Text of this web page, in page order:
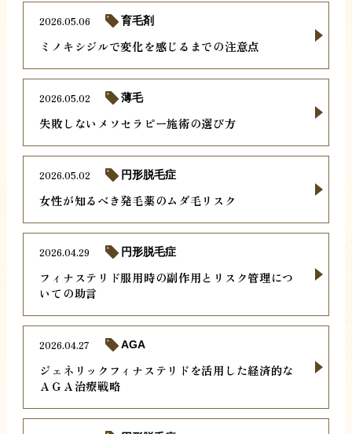
ミノキシジルで変化を感じるまでの注意点
2026.05.06 育毛剤
失敗しないメソセラピー施術の選び方
2026.05.02 薄毛
女性が知るべき発毛薬のムダ毛リスク
2026.05.02 円形脱毛症
フィナステリド服用時の副作用とリスク管理につ
いての助言
2026.04.29 円形脱毛症
ジェネリックフィナステリドを活用した経済的な
ＡＧＡ治療戦略
2026.04.27 AGA